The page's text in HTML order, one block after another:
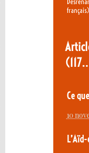
français)
Ce
10